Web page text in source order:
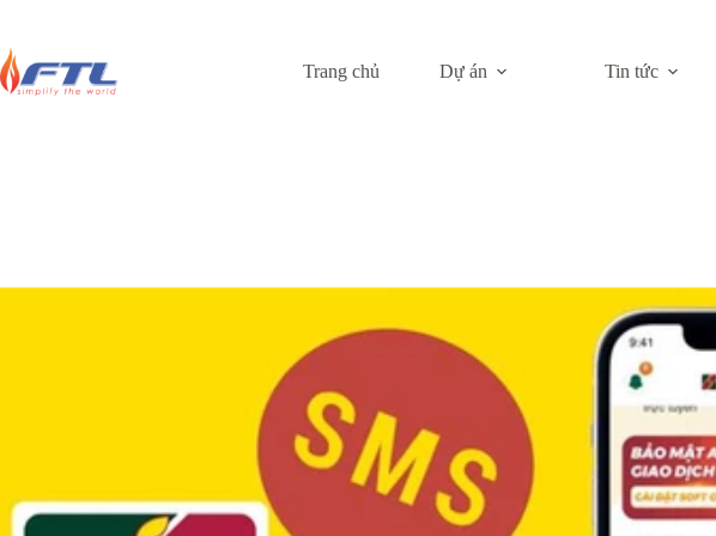
content
Trang chủ
Dự án Tin tức